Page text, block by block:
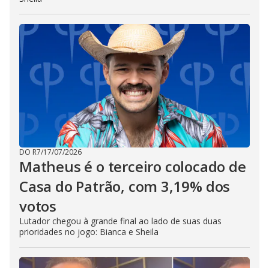
DO R7/17/07/2026
Matheus é o terceiro colocado de
Casa do Patrão, com 3,19% dos
votos
Lutador chegou à grande final ao lado de suas duas
prioridades no jogo: Bianca e Sheila